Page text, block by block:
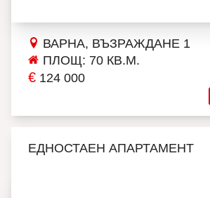
ВАРНА, ВЪЗРАЖДАНЕ 1
ПЛОЩ: 70 КВ.М.
€ 124 000
ЕДНОСТАЕН АПАРТАМЕНТ